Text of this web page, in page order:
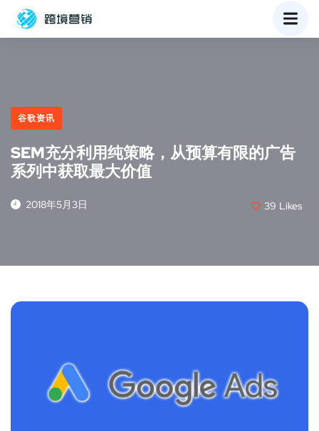
谷歌资讯
SEM充分利用纯策略，从预算有限的广告
系列中获取最大价值
2018年5月3日 39 Likes